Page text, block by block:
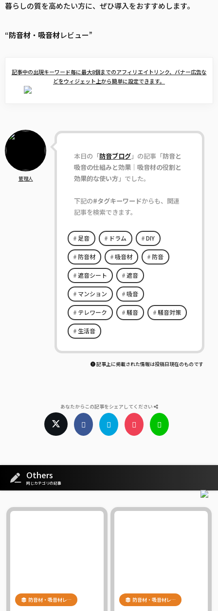
暮らしの質を高めたい方に、ぜひ導入をおすすめします。
“防音材 ・ 吸音材レビュー”
記事中の出現キーワード毎に最大8個までのアフィリエイトリンク、バナー広告な
どをウィジェット上から簡単に設定できます。
管理人
本日の「防音ブログ」の記事「防音と
吸音の仕組みと効果｜吸音材の役割と
効果的な使い方」でした。
下記の#タグキーワードからも、関連
記事を検索できます。
足音 ドラム DIY
防音材 吸音材 防音
遮音シート 遮音
マンション 吸音
テレワーク 騒音 騒音対策
生活音
記事上に掲載された情報は投稿日現在のものです
あなたからこの記事をシェアしてください
Others
同じカテゴリの記事
防音材・吸音材レ… 防音材・吸音材レ…